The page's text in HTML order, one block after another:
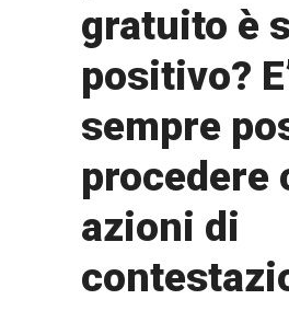
gratuito è
positivo?
sempre
procedere
azioni di